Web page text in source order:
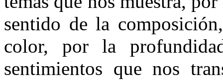
sentido de la
color, por la
sentimientos que nos